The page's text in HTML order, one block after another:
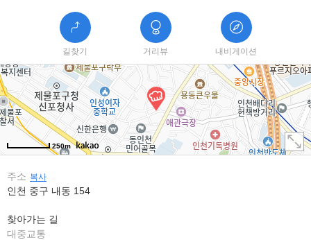
길찾기 거리뷰 내비게이션
250m
주소 복사
인천 중구 내동 154
찾아가는 길
대중교통